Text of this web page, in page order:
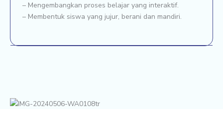
– Mengembangkan proses belajar yang interaktif.
– Membentuk siswa yang jujur, berani dan mandiri.